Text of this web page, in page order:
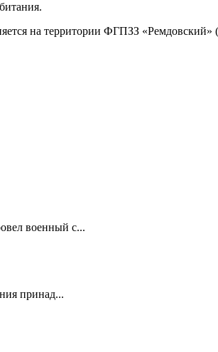
на территории ФГПЗЗ «Ремдовский»
военный с...
принад...